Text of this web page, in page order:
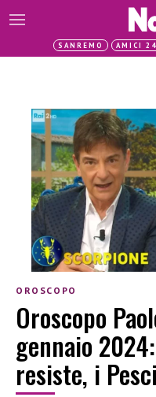
SANREMO AMICI 24
OROSCOPO
Oroscopo
gennaio
resiste, i